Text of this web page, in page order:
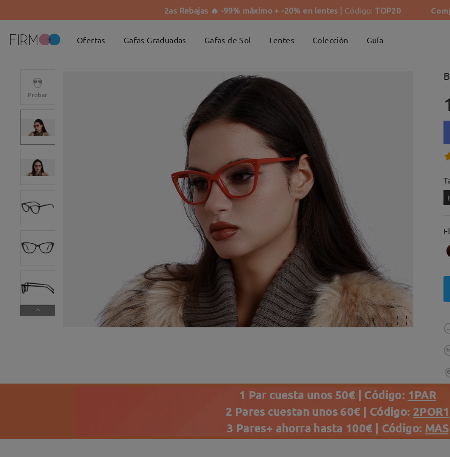
2as Rebajas 🔥 -99% máximo + -20% en lentes | Código:TOP20
Ofertas Gafas Graduadas Gafas de Sol Lentes Colección Guía
Probar
1 Par cuesta unos 50€ | Código: 1PAR
2 Pares cuestan unos 60€ | Código: 2POR1
3 Pares+ ahorra hasta 100€ | Código: MAS